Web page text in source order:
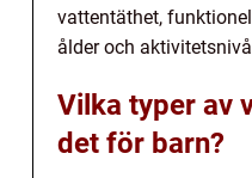
vattentäthet,
ålder och
Vilka typer av
det för barn?